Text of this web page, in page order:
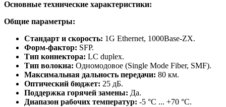
Основные технические характеристики:
Общие параметры:
Стандарт и скорость: 1G Ethernet, 1000Base-ZX.
Форм-фактор: SFP.
Тип коннектора: LC duplex.
Тип волокна: Одномодовое (Single Mode Fiber, SMF).
Максимальная дальность передачи: 80 км.
Оптический бюджет: 25 дБ.
Поддержка горячей замены: Да.
Диапазон рабочих температур: -5 °C ... +70 °C.